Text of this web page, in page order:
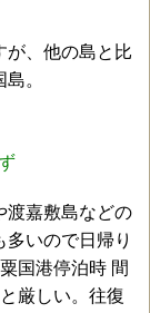
が、他の島と比
。
渡嘉敷島などの
いので日帰り
国港停泊時 間
厳しい。往復